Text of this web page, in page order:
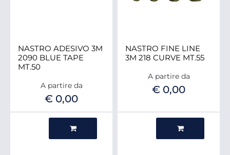
NASTRO ADESIVO 3M
2090 BLUE TAPE
MT.50
A partire da
€ 0,00
NASTRO FINE LINE
3M 218 CURVE MT.55
A partire da
€ 0,00